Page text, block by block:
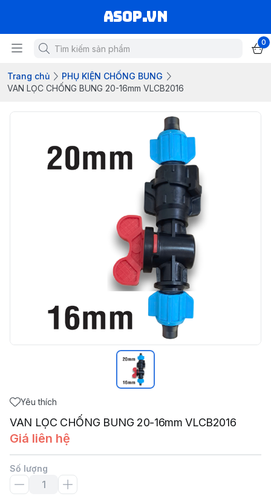
asop.vn
0
Trang chủ
PHỤ KIỆN CHỐNG BUNG
VAN LỌC CHỐNG BUNG 20-16mm VLCB2016
Yêu thích
VAN LỌC CHỐNG BUNG 20-16mm VLCB2016
Giá liên hệ
Số lượng